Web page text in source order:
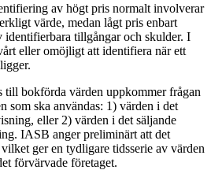
av högt pris normalt involverar
värde, medan lågt pris enbart
identifierbara tillgångar och skulder. I
eller omöjligt att identifiera när ett
till bokförda värden uppkommer frågan
som ska användas: 1) värden i det
eller 2) värden i det säljande
IASB anger preliminärt att det
ger en tydligare tidsserie av värden
förvärvade företaget.